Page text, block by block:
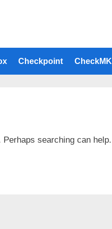
Checkpoint CheckMK
Perhaps searching can help.